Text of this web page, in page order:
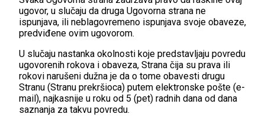
ugovor, u slučaju da druga Ugovorna strana ne
ispunjava, ili neblagovremeno ispunjava svoje obaveze,
predviđene ovim ugovorom.
U slučaju nastanka okolnosti koje predstavljaju povredu
ugovorenih rokova i obaveza, Strana čija su prava ili
rokovi narušeni dužna je da o tome obavesti drugu
Stranu (Stranu prekršioca) putem elektronske pošte (e-
mail), najkasnije u roku od 5 (pet) radnih dana od dana
saznanja za takvu povredu.